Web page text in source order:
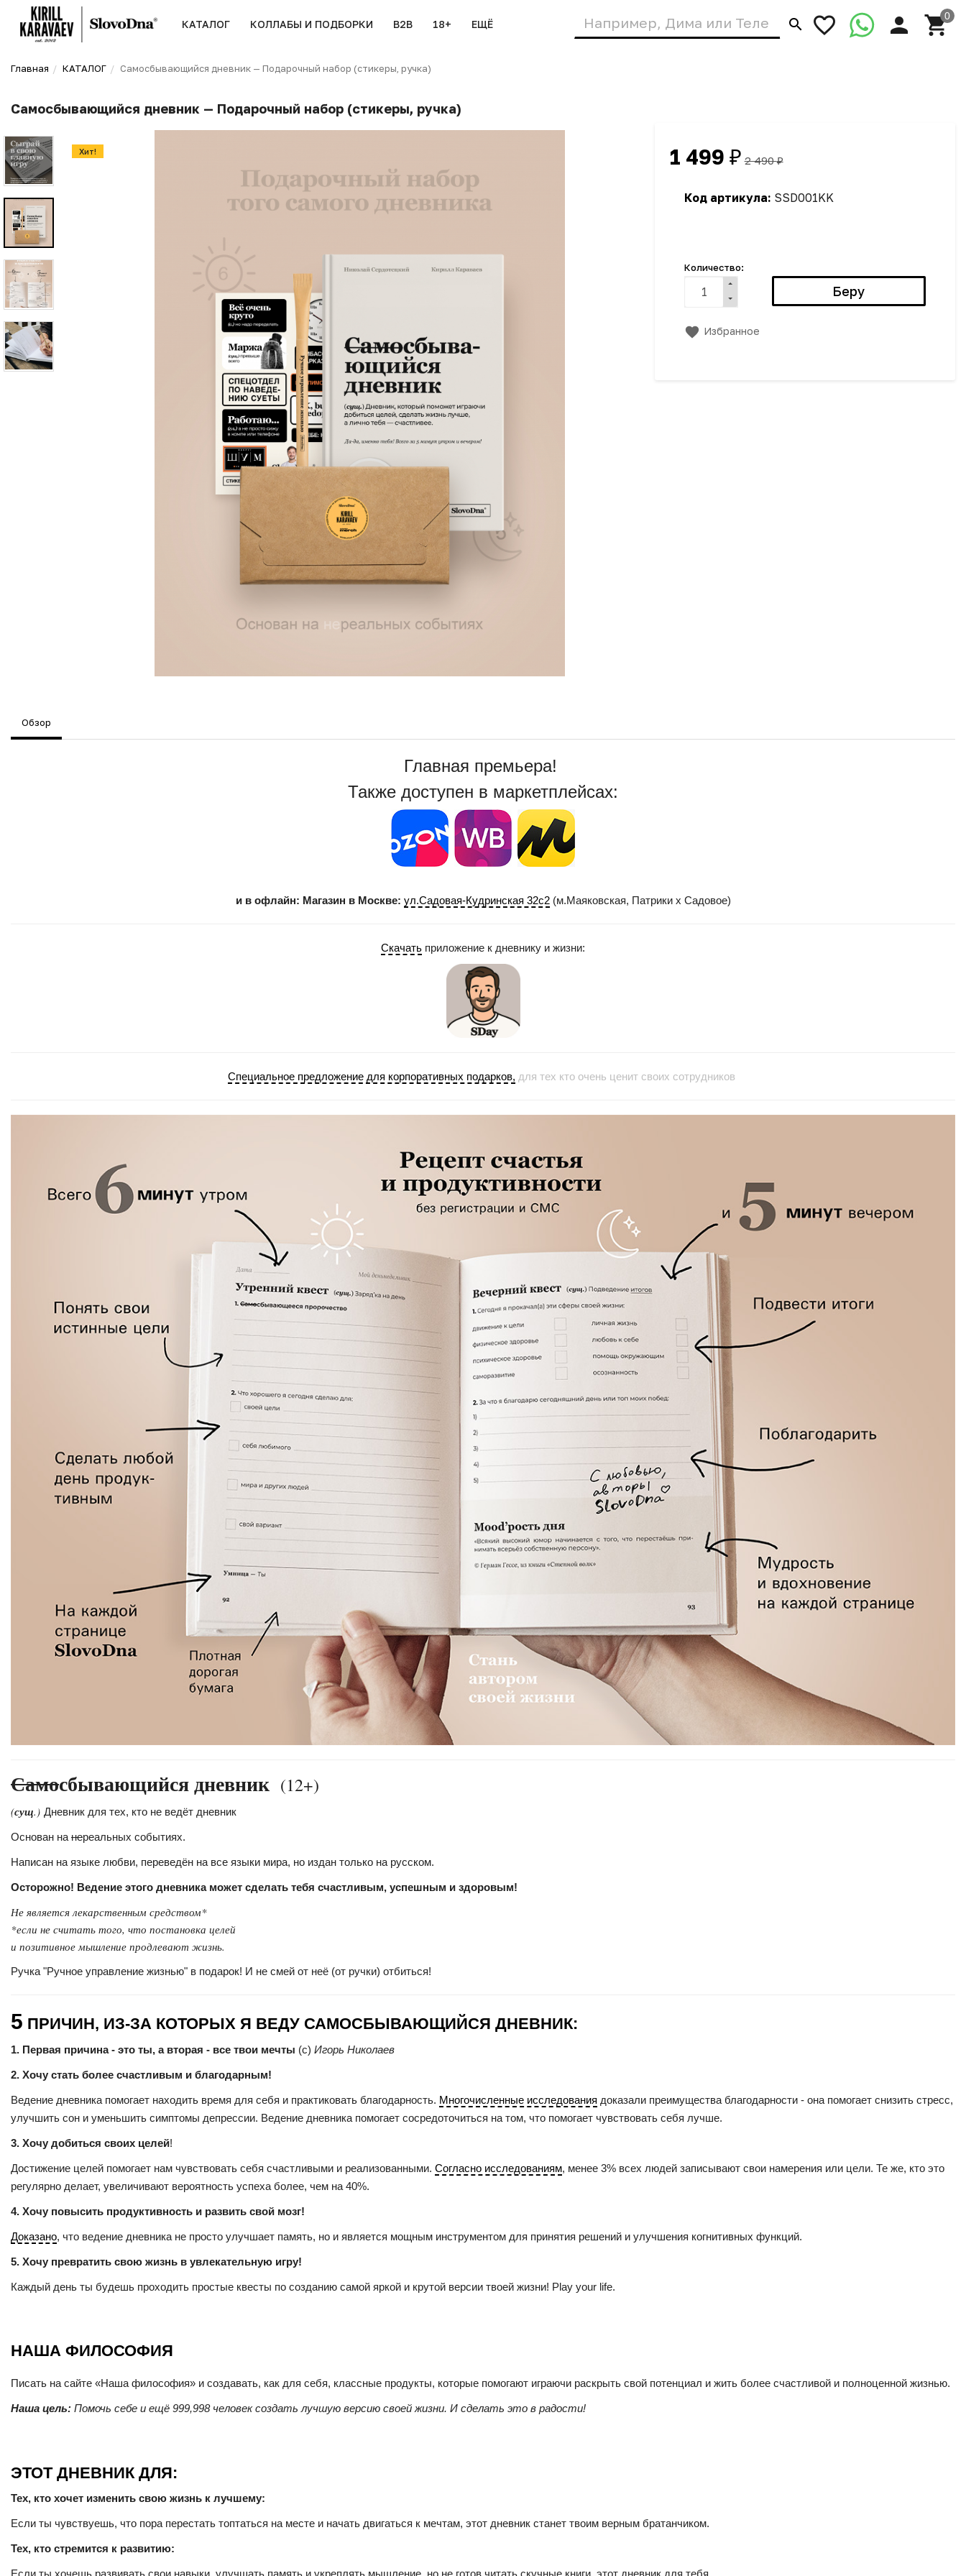
КАТАЛОГ КОЛЛАБЫ И ПОДБОРКИ B2B 18+ ЕЩЁ
Главная КАТАЛОГ Самосбывающийся дневник — Подарочный набор (стикеры, ручка)
Самосбывающийся дневник — Подарочный набор (стикеры, ручка)
Хит! 1 499 ₽ 2 490₽
Код артикула: SSD001KK
Количество:
Избранное
Обзор
Главная премьера!
Также доступен в маркетплейсах:
и в офлайн: Магазин в Москве: ул.Садовая-Кудринская 32с2(м.Маяковская, Патрики x Садовое)
Скачать приложение к дневнику и жизни:
Специальное предложение для корпоративных подарков, для тех кто очень ценит своих сотрудников
Самосбывающийся дневник (12+)
(сущ.) Дневник для тех, кто не ведёт дневник
Основан на нереальных событиях.
Написан на языке любви, переведён на все языки мира, но издан только на русском.
Осторожно! Ведение этого дневника может сделать тебя счастливым, успешным и здоровым!
Не является лекарственным средством*
*если не считать того, что постановка целей
и позитивное мышление продлевают жизнь.
Ручка "Ручное управление жизнью" в подарок! И не смей от неё (от ручки) отбиться!
5 ПРИЧИН, ИЗ-ЗА КОТОРЫХ Я ВЕДУ САМОСБЫВАЮЩИЙСЯ ДНЕВНИК:
1. Первая причина - это ты, а вторая - все твои мечты (с) Игорь Николаев
2. Хочу стать более счастливым и благодарным!
Ведение дневника помогает находить время для себя и практиковать благодарность. Многочисленные исследования доказали преимущества благодарности - она помогает снизить стресс,
улучшить сон и уменьшить симптомы депрессии. Ведение дневника помогает сосредоточиться на том, что помогает чувствовать себя лучше.
3. Хочу добиться своих целей!
Достижение целей помогает нам чувствовать себя счастливыми и реализованными. Согласно исследованиям, менее 3% всех людей записывают свои намерения или цели. Те же, кто это
регулярно делает, увеличивают вероятность успеха более, чем на 40%.
4. Хочу повысить продуктивность и развить свой мозг!
Доказано, что ведение дневника не просто улучшает память, но и является мощным инструментом для принятия решений и улучшения когнитивных функций.
5. Хочу превратить свою жизнь в увлекательную игру!
Каждый день ты будешь проходить простые квесты по созданию самой яркой и крутой версии твоей жизни! Play your life.
НАША ФИЛОСОФИЯ
Писать на сайте «Наша философия» и создавать, как для себя, классные продукты, которые помогают играючи раскрыть свой потенциал и жить более счастливой и полноценной жизнью.
Наша цель: Помочь себе и ещё 999,998 человек создать лучшую версию своей жизни. И сделать это в радости!
ЭТОТ ДНЕВНИК ДЛЯ:
Тех, кто хочет изменить свою жизнь к лучшему:
Если ты чувствуешь, что пора перестать топтаться на месте и начать двигаться к мечтам, этот дневник станет твоим верным братанчиком.
Тех, кто стремится к развитию:
Если ты хочешь развивать свои навыки, улучшать память и укреплять мышление, но не готов читать скучные книги, этот дневник для тебя.